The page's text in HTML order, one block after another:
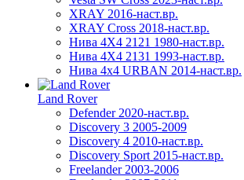
XRAY 2016-наст.вр.
XRAY Cross 2018-наст.вр.
Нива 4X4 2121 1980-наст.вр.
Нива 4X4 2131 1993-наст.вр.
Нива 4х4 URBAN 2014-наст.вр.
Land Rover
Defender 2020-наст.вр.
Discovery 3 2005-2009
Discovery 4 2010-наст.вр.
Discovery Sport 2015-наст.вр.
Freelander 2003-2006